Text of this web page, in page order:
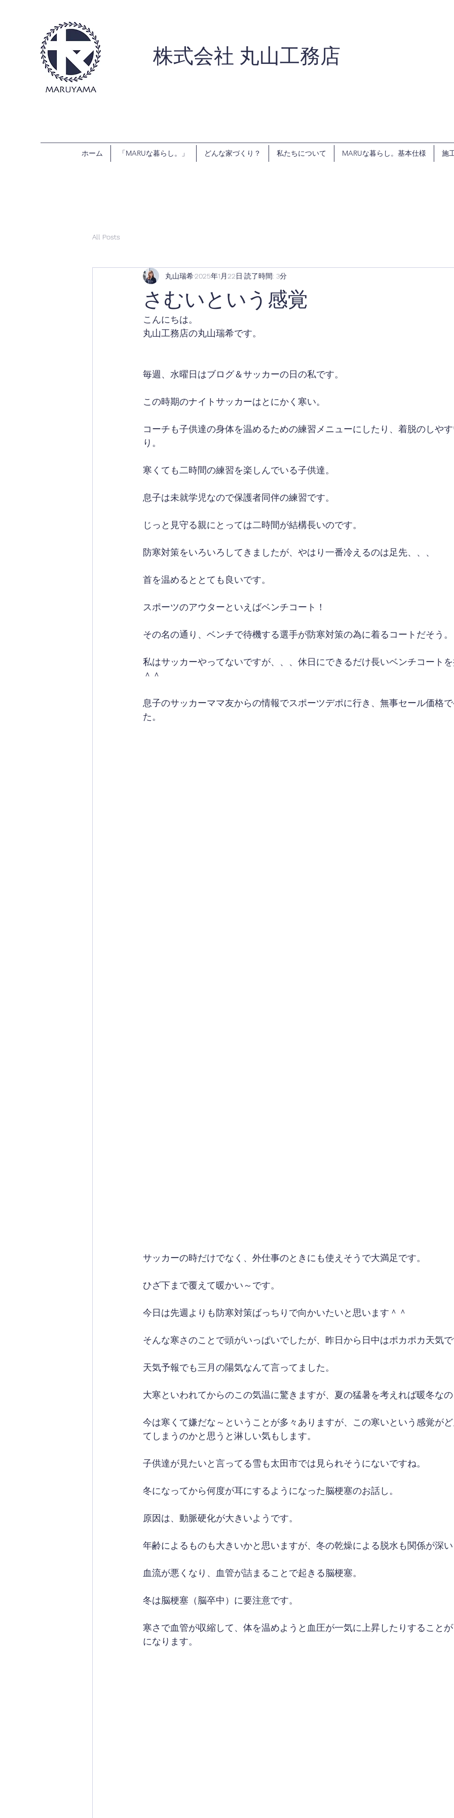
株式会社 丸山工務店
ホーム 「MARUな暮らし。」 どんな家づくり？ 私たちについて MARUな暮らし。基本仕様 施
All Posts
さむいという感覚
丸山瑞希2025年1月22日 読了時間: 3分
こんにちは。
丸山工務店の丸山瑞希です。
毎週、水曜日はブログ＆サッカーの日の私です。
この時期のナイトサッカーはとにかく寒い。
コーチも子供達の身体を温めるための練習メニューにしたり、着脱のしや
り。
寒くても二時間の練習を楽しんでいる子供達。
息子は未就学児なので保護者同伴の練習です。
じっと見守る親にとっては二時間が結構長いのです。
防寒対策をいろいろしてきましたが、やはり一番冷えるのは足先、、、
首を温めるととても良いです。
スポーツのアウターといえばベンチコート！
その名の通り、ベンチで待機する選手が防寒対策の為に着るコートだそう。
私はサッカーやってないですが、、、休日にできるだけ長いベンチコート
＾＾
息子のサッカーママ友からの情報でスポーツデポに行き、無事セール価格
た。
サッカーの時だけでなく、外仕事のときにも使えそうで大満足です。
ひざ下まで覆えて暖かい～です。
今日は先週よりも防寒対策ばっちりで向かいたいと思います＾＾
そんな寒さのことで頭がいっぱいでしたが、昨日から日中はポカポカ天気
天気予報でも三月の陽気なんて言ってました。
大寒といわれてからのこの気温に驚きますが、夏の猛暑を考えれば暖冬な
今は寒くて嫌だな～ということが多々ありますが、この寒いという感覚が
てしまうのかと思うと淋しい気もします。
子供達が見たいと言ってる雪も太田市では見られそうにないですね。
冬になってから何度が耳にするようになった脳梗塞のお話し。
原因は、動脈硬化が大きいようです。
年齢によるものも大きいかと思いますが、冬の乾燥による脱水も関係が深
血流が悪くなり、血管が詰まることで起きる脳梗塞。
冬は脳梗塞（脳卒中）に要注意です。
寒さで血管が収縮して、体を温めようと血圧が一気に上昇したりすること
になります。